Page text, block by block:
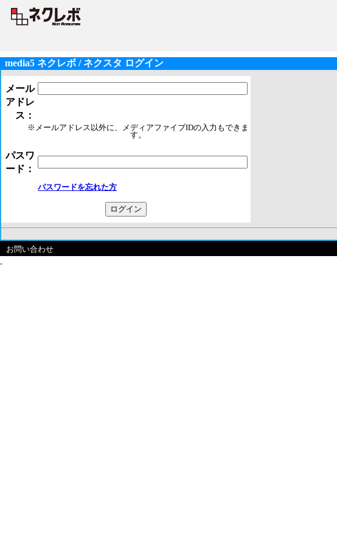
media5 ネクレボ / ネクスタ ログイン
メール
アドレ
ス：
※メールアドレス以外に、メディアファイブIDの入力もできま
す。
パスワ
ード：
パスワードを忘れた方
お問い合わせ
.